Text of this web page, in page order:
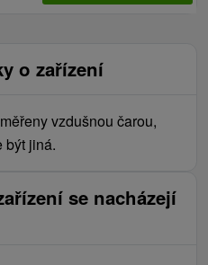
o zařízení
vzdušnou čarou,
být jiná.
se nacházejí